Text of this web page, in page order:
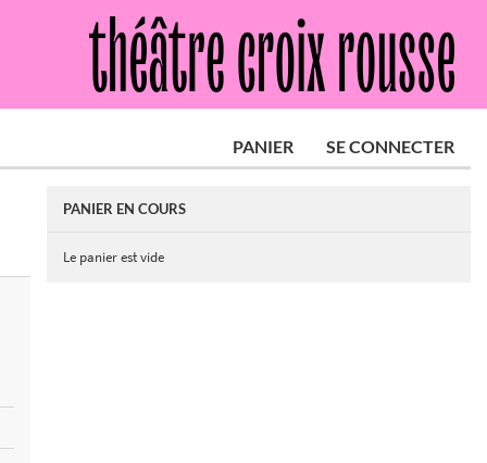
PANIER SE CONNECTER
PANIER EN COURS
Le panier est vide